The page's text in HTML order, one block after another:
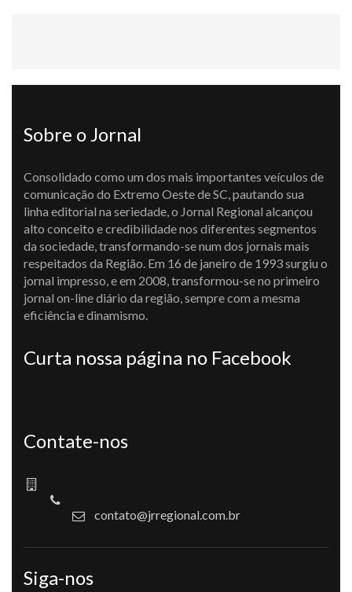
Sobre o Jornal
Consolidado como um dos mais importantes veículos de
comunicação do Extremo Oeste de SC, pautando sua
linha editorial na seriedade, o Jornal Regional alcançou
alto conceito e credibilidade nos diferentes segmentos
da sociedade, transformando-se num dos jornais mais
respeitados da Região. Em 16 de janeiro de 1993 surgiu o
jornal impresso, e em 2008, transformou-se no primeiro
jornal on-line diário da região, sempre com a mesma
eficiência e dinamismo.
Curta nossa página no Facebook
Contate-nos
contato@jrregional.com.br
Siga-nos